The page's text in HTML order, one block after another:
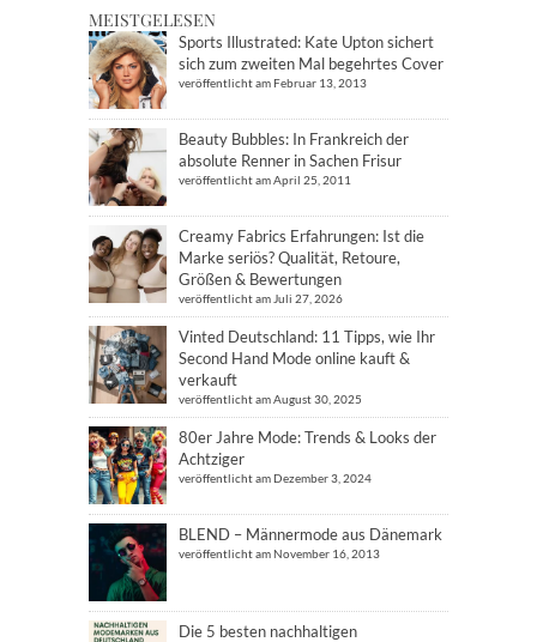
MEISTGELESEN
Sports Illustrated: Kate Upton sichert
sich zum zweiten Mal begehrtes Cover
veröffentlicht am Februar 13, 2013
Beauty Bubbles: In Frankreich der
absolute Renner in Sachen Frisur
veröffentlicht am April 25, 2011
Creamy Fabrics Erfahrungen: Ist die
Marke seriös? Qualität, Retoure,
Größen & Bewertungen
veröffentlicht am Juli 27, 2026
Vinted Deutschland: 11 Tipps, wie Ihr
Second Hand Mode online kauft &
verkauft
veröffentlicht am August 30, 2025
80er Jahre Mode: Trends & Looks der
Achtziger
veröffentlicht am Dezember 3, 2024
BLEND – Männermode aus Dänemark
veröffentlicht am November 16, 2013
Die 5 besten nachhaltigen